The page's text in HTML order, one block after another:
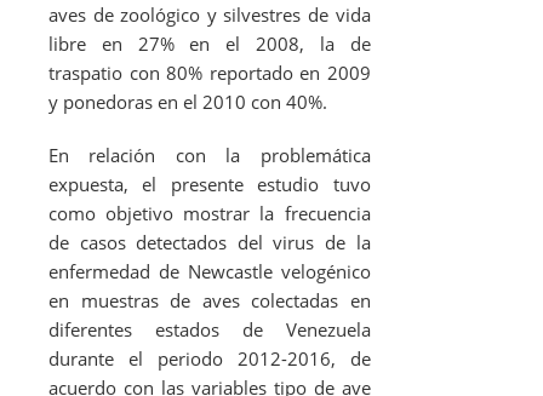
aves de zoológico y silvestres de vida
libre en 27% en el 2008, la de
traspatio con 80% reportado en 2009
y ponedoras en el 2010 con 40%.
En relación con la problemática
expuesta, el presente estudio tuvo
como objetivo mostrar la frecuencia
de casos detectados del virus de la
enfermedad de Newcastle velogénico
en muestras de aves colectadas en
diferentes estados de Venezuela
durante el periodo 2012-2016, de
acuerdo con las variables tipo de ave